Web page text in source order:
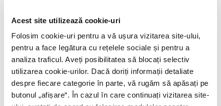
Acest site utilizează cookie-uri
Folosim cookie-uri pentru a vă ușura vizitarea site-ului,
pentru a face legătura cu rețelele sociale și pentru a
analiza traficul. Aveți posibilitatea să blocați selectiv
utilizarea cookie-urilor. Dacă doriți informații detaliate
despre fiecare categorie în parte, vă rugăm să apăsați pe
butonul „afișare“. În cazul în care continuați vizitarea site-